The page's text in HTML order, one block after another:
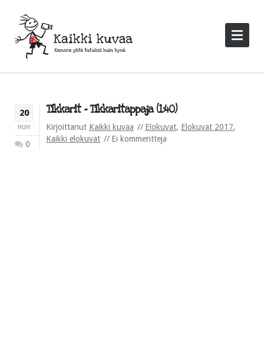
20
HUH
0
Tikkarit – Tikkaritappaja (1:40)
Kirjoittanut Kaikki kuvaa Elokuvat, Elokuvat 2017,
Kaikki elokuvat
Ei kommentteja